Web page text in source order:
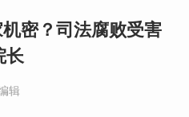
密？司法腐败受害
长
辑